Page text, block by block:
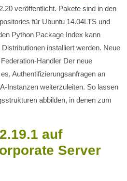
veröffentlicht. Pakete sind in den
für Ubuntu 14.04LTS und
Python Package Index kann
installiert werden. Neue
Handler Der neue
Authentifizierungsanfragen an
Instanzen weiterzuleiten. So lassen
abbilden, in denen zum
auf
Server